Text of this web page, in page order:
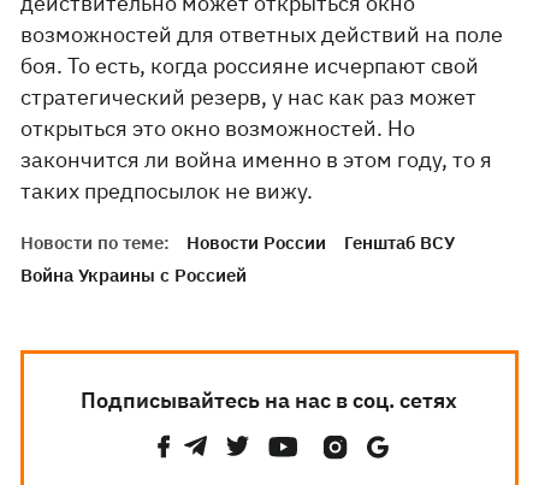
возможностей для ответных действий на поле
боя. То есть, когда россияне исчерпают свой
стратегический резерв, у нас как раз может
открыться это окно возможностей. Но
закончится ли война именно в этом году, то я
таких предпосылок не вижу.
Новости по теме: Новости России
Генштаб ВСУ
Война Украины с Россией
Подписывайтесь на нас в соц. сетях